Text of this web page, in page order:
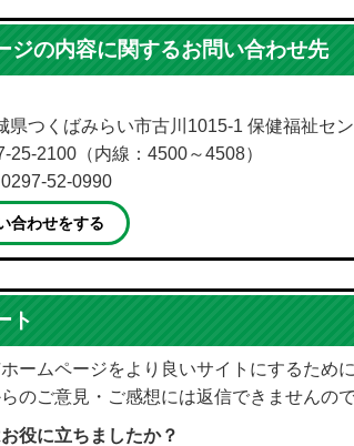
ジの内容に関するお問い合わせ先
県つくばみらい市古川1015-1 保健福祉セ
25-2100（内線：4500～4508）
52-0990
合わせをする
ト
ームページをより良いサイトにするため
のご意見・ご感想には返信できませんの
役に立ちましたか？